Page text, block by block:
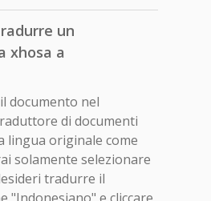
un
xhosa a
documento nel
di documenti
lingua originale come
solamente selezionare
tradurre il